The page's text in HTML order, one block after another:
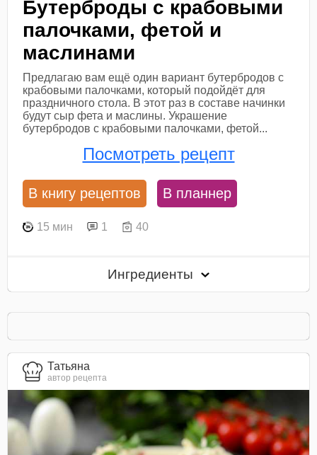
Бутерброды с крабовыми
палочками, фетой и
маслинами
Предлагаю вам ещё один вариант бутербродов с
крабовыми палочками, который подойдёт для
праздничного стола. В этот раз в составе начинки
будут сыр фета и маслины. Украшение
бутербродов с крабовыми палочками, фетой...
Посмотреть рецепт
В книгу рецептов В планнер
15 мин 1 40
Ингредиенты
Татьяна
автор рецепта